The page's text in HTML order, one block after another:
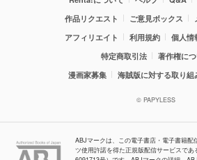
作品リクエスト
ご意見ボックス
アフィリエイト
利用規約
個人情
特定商取引法
著作権に
漫画家募集
海賊版に対する取り組
© PAPYLESS
ABJマークは、この電子書店・電子書籍配
ツ使用許諾を得た正規版配信サービスで